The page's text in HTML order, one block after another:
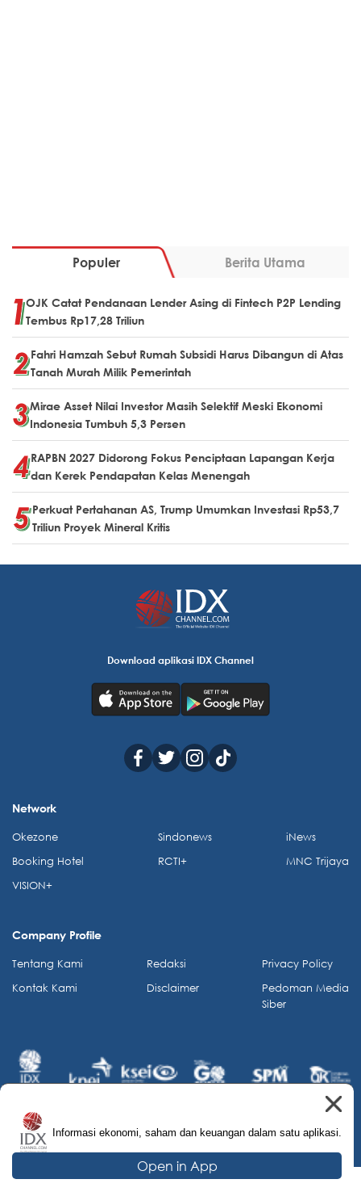
Populer Berita Utama
OJK Catat Pendanaan Lender Asing di Fintech P2P Lending
Tembus Rp17,28 Triliun
Fahri Hamzah Sebut Rumah Subsidi Harus Dibangun di Atas
Tanah Murah Milik Pemerintah
Mirae Asset Nilai Investor Masih Selektif Meski Ekonomi
Indonesia Tumbuh 5,3 Persen
RAPBN 2027 Didorong Fokus Penciptaan Lapangan Kerja
dan Kerek Pendapatan Kelas Menengah
Perkuat Pertahanan AS, Trump Umumkan Investasi Rp53,7
Triliun Proyek Mineral Kritis
Informasi ekonomi, saham dan keuangan dalam satu aplikasi.
Open in App
Download aplikasi IDX Channel
Network
Okezone
Booking Hotel
VISION+
Sindonews
RCTI+
iNews
MNC Trijaya
Company Profile
Tentang Kami
Kontak Kami
Redaksi
Disclaimer
Privacy Policy
Pedoman Media
Siber
© 2026 IDX Channel. All Rights Reserved.